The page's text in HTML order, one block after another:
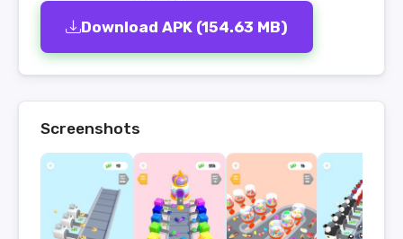
Download APK (154.63 MB)
Screenshots